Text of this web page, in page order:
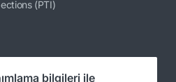
(PTI)
bilgileri ile